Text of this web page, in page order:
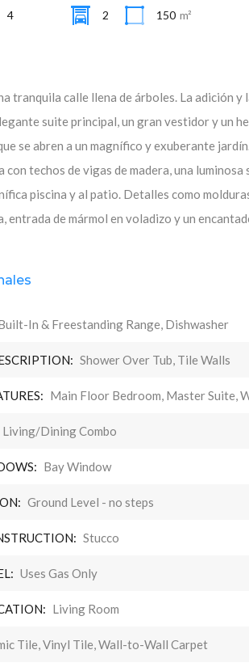
4 2 150 m²
tranquila calle llena de árboles. La adición
suite principal, un gran vestidor y un
se abren a un magnífico y exuberante
con techos de vigas de madera, una
piscina y al patio. Detalles como
entrada de mármol en voladizo y un
In & Freestanding Range, Dishwasher
Shower Over Tub, Tile Walls
Main Floor Bedroom, Master Suite,
Living/Dining Combo
Bay Window
Ground Level - no steps
Stucco
Uses Gas Only
Living Room
Tile, Vinyl Tile, Wall-to-Wall Carpet